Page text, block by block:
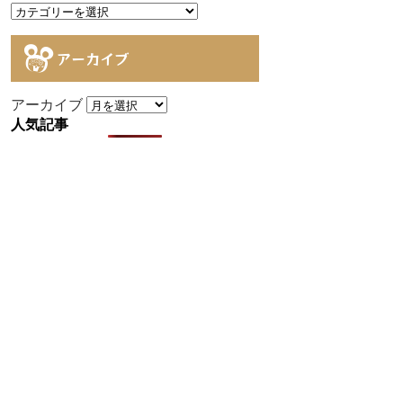
アーカイブ
アーカイブ
人気記事